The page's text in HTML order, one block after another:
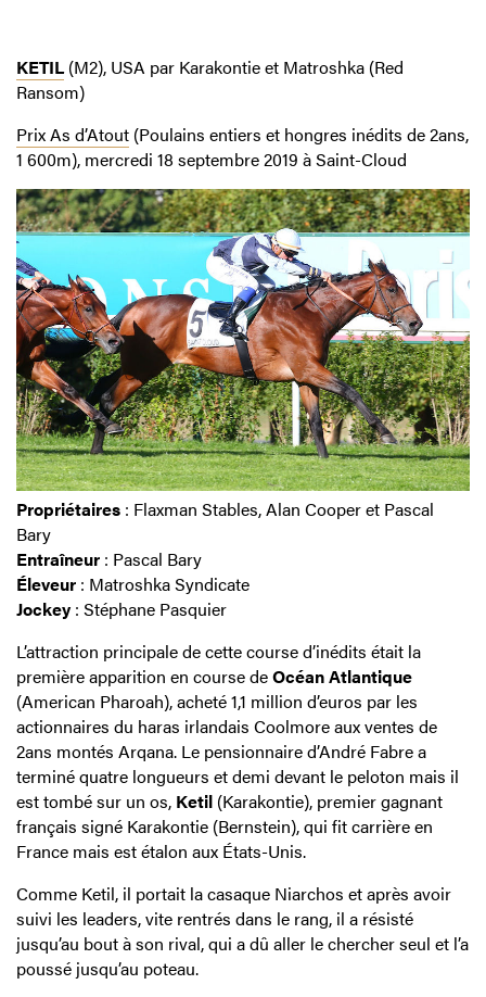
KETIL(M2), USA par Karakontie et Matroshka (Red
Ransom)
Prix As d’Atout (Poulains entiers et hongres inédits de 2ans,
1 600m), mercredi 18 septembre 2019 à Saint-Cloud
Propriétaires : Flaxman Stables, Alan Cooper et Pascal
Bary
Entraîneur : Pascal Bary
Éleveur : Matroshka Syndicate
Jockey : Stéphane Pasquier
L’attraction principale de cette course d’inédits était la
première apparition en course deOcéan Atlantique
(American Pharoah), acheté 1,1 million d’euros par les
actionnaires du haras irlandais Coolmore aux ventes de
2ans montés Arqana. Le pensionnaire d’André Fabre a
terminé quatre longueurs et demi devant le peloton mais il
est tombé sur un os, Ketil (Karakontie), premier gagnant
français signé Karakontie (Bernstein), qui fit carrière en
France mais est étalon aux États-Unis.
Comme Ketil, il portait la casaque Niarchos et après avoir
suivi les leaders, vite rentrés dans le rang, il a résisté
jusqu’au bout à son rival, qui a dû aller le chercher seul et l’a
poussé jusqu’au poteau.